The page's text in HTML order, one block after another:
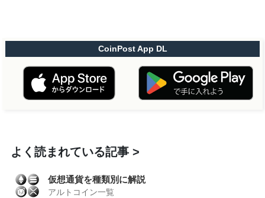
CoinPost App DL
よく読まれている記事
仮想通貨を種類別に解説
アルトコイン一覧